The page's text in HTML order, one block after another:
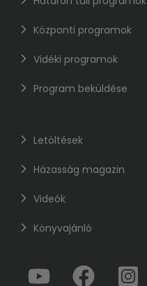
Központi programok
Vidéki programok
Program beküldése
Letöltések
Házasság magazin
Videók
Könyvajánló